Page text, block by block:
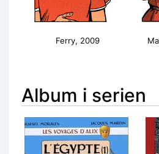
Ferry, 2009
Album i serien